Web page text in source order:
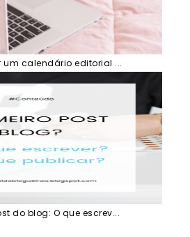
um calendário editorial ...
do blog: O que escrev...